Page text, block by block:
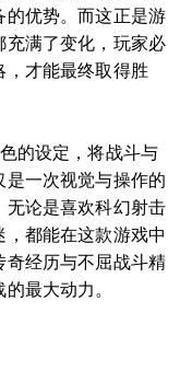
的优势。而这正是游
满了变化，玩家必
，才能最终取得胜
的设定，将战斗与
是一次视觉与操作的
无论是喜欢科幻射击
都能在这款游戏中
奇经历与不屈战斗精
最大动力。